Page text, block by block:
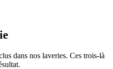
dans nos laveries. Ces trois-là